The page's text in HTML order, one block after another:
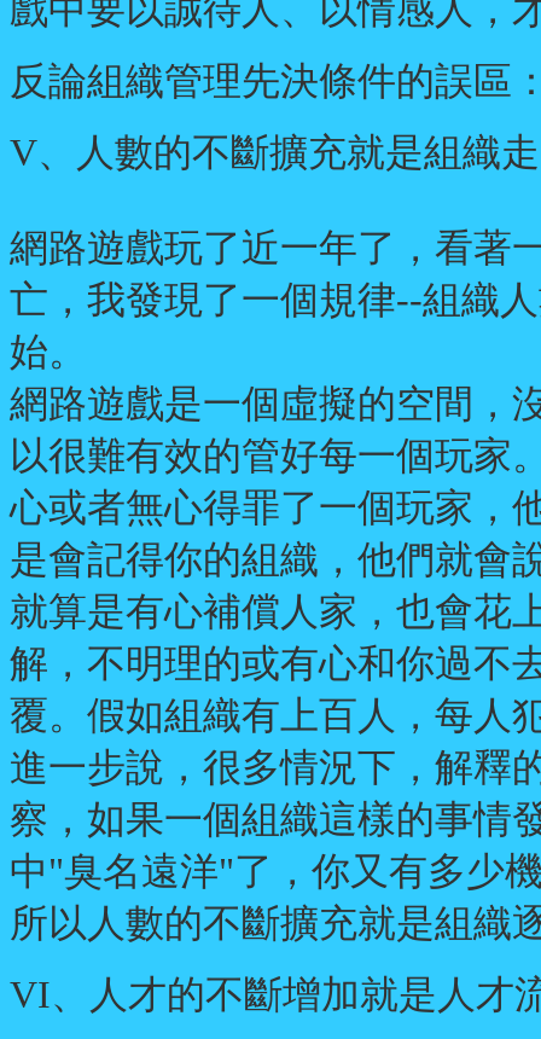
戲中要以誠待人、以情感人，
反論組織管理先決條件的誤區
V、人數的不斷擴充就是組織
網路遊戲玩了近一年了，看著
亡，我發現了一個規律--組織
始。
網路遊戲是一個虛擬的空間，
以很難有效的管好每一個玩家
心或者無心得罪了一個玩家，
是會記得你的組織，他們就
就算是有心補償人家，也會花
解，不明理的或有心和你過不
覆。假如組織有上百人，每人
進一步說，很多情況下，解釋
察，如果一個組織這樣的事情
中"臭名遠洋"了，你又有多少
所以人數的不斷擴充就是組織
VI、人才的不斷增加就是人才